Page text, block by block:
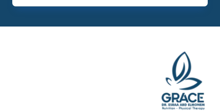
Facebook
Instagram
TikTok